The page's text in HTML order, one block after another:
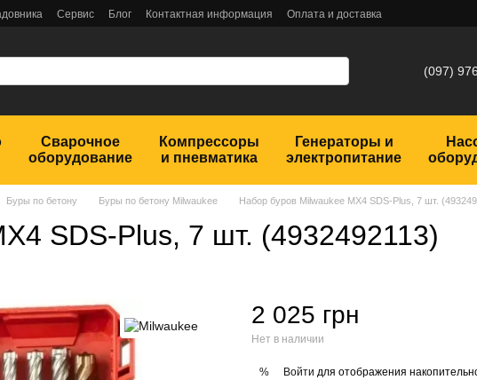
Сервис Блог Контактная информация
Оплата и доставка
(097)
Сварочное
оборудование
Компрессоры
и пневматика
Генераторы и
электропитание
Буры по бетону Буры по бетону Milwaukee Набор буров Milwaukee MX4 SDS-Plus, 7 шт.
SDS-Plus, 7 шт. (4932492113)
2 025 грн
Нет в наличии
% Войти для отображения